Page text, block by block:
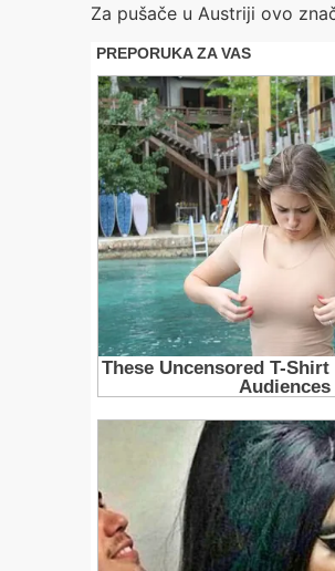
Za pušače u Austriji ovo